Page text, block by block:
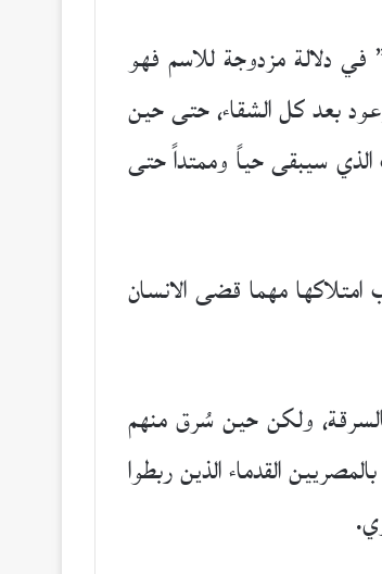
دلالة مزدوجة للاسم فهو
بعد كل الشقاء، حتى حين
الذي سيبقى حياً وممتداً حتى
مهما قضى الانسان
ولكن حين سُرق منهم
القدماء الذين ربطوا